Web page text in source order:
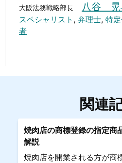
大阪法務戦略部長 八谷 晃
スペシャリスト , 弁理士, 特
者
関連
焼肉店の商標登録の指定商
解説
焼肉店を開業される方が商